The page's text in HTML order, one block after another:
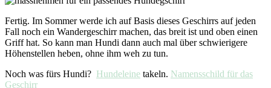
Fertig. Im Sommer werde ich auf Basis dieses Geschirrs auf jeden
Fall noch ein Wandergeschirr machen, das breit ist und oben einen
Griff hat. So kann man Hundi dann auch mal über schwierigere
Höhenstellen heben, ohne ihm weh zu tun.
Noch was fürs Hundi? Hundeleine takeln. Namensschild für das
Geschirr